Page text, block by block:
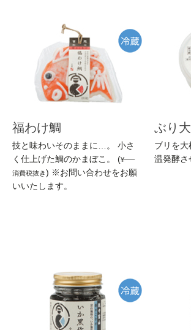
福わけ鯛
技と味わいそのままに…。 小さ
く仕上げた鯛のかまぼこ。 (¥—–
消費税抜き) ※お問い合わせをお願
いいたします。
ぶり
ブリを
温発酵さ